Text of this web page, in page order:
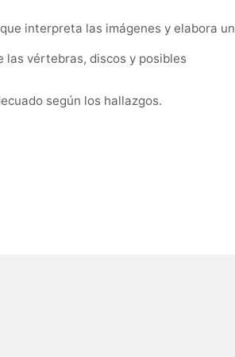
interpreta las imágenes y elabora un
las vértebras, discos y posibles
según los hallazgos.